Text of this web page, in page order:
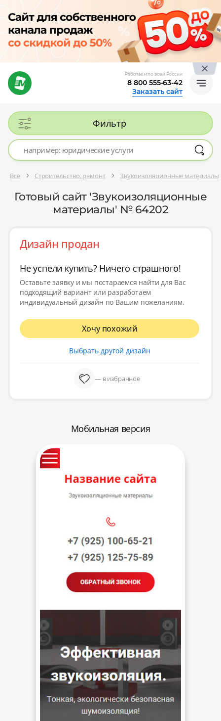
Работаем по всей России
8 800 555-63-42
Заказать сайт
Фильтр
Все Строительство, ремонт Звукоизоляционные материалы
Готовый сайт 'Звукоизоляционные
материалы' № 64202
Дизайн продан
Не успели купить? Ничего страшного!
Оставьте заявку и мы постараемся найти для Вас
подходящий вариант или разработаем
индивидуальный дизайн по Вашим пожеланиям.
Хочу похожий
Выбрать другой дизайн
— в избранное
Мобильная версия